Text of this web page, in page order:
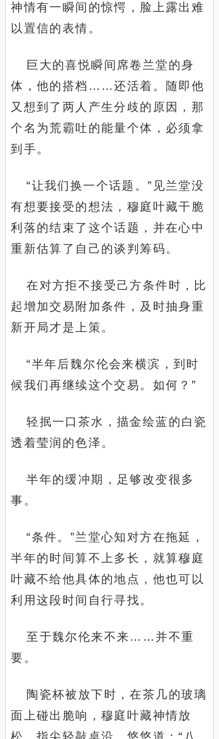
神情有一瞬间的惊愕，脸上露出难
以置信的表情。
巨大的喜悦瞬间席卷兰堂的身
体，他的搭档……还活着。随即他
又想到了两人产生分歧的原因，那
个名为荒霸吐的能量个体，必须拿
到手。
“让我们换一个话题。”见兰堂没
有想要接受的想法，穆庭叶藏干脆
利落的结束了这个话题，并在心中
重新估算了自己的谈判筹码。
在对方拒不接受己方条件时，比
起增加交易附加条件，及时抽身重
新开局才是上策。
“半年后魏尔伦会来横滨，到时
候我们再继续这个交易。如何？”
轻抿一口茶水，描金绘蓝的白瓷
透着莹润的色泽。
半年的缓冲期，足够改变很多
事。
“条件。”兰堂心知对方在拖延，
半年的时间算不上多长，就算穆庭
叶藏不给他具体的地点，他也可以
利用这段时间自行寻找。
至于魏尔伦来不来……并不重
要。
陶瓷杯被放下时，在茶几的玻璃
面上碰出脆响，穆庭叶藏神情放
松，指尖轻敲桌沿，悠悠道：“八